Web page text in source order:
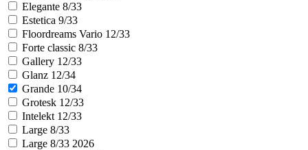
Elegante 8/33
Estetica 9/33
Floordreams Vario 12/33
Forte classic 8/33
Gallery 12/33
Glanz 12/34
Grande 10/34
Grotesk 12/33
Intelekt 12/33
Large 8/33
Large 8/33 2026